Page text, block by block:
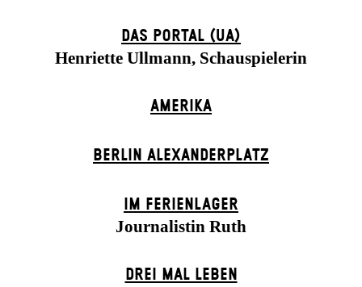
DAS POR­TAL (UA)
Henriette Ullmann, Schauspielerin
AMERIKA
BERLIN ALEXANDER­PLATZ
IM FERIEN­LAGER
Journalistin Ruth
DREI MAL LEBEN